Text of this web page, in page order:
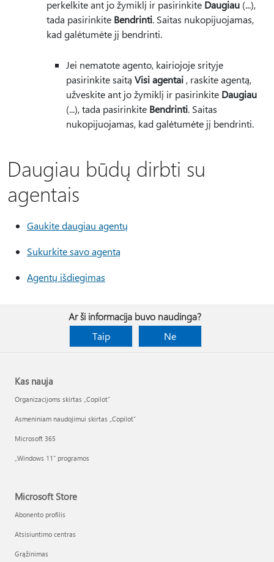
perkelkite ant jo žymiklį ir pasirinkite Daugiau (...),
tada pasirinkite Bendrinti. Saitas nukopijuojamas,
kad galėtumėte jį bendrinti.
Jei nematote agento, kairiojoje srityje
pasirinkite saitą Visi agentai , raskite agentą,
užveskite ant jo žymiklį ir pasirinkite Daugiau
(...), tada pasirinkite Bendrinti. Saitas
nukopijuojamas, kad galėtumėte jį bendrinti.
Daugiau būdų dirbti su
agentais
Gaukite daugiau agentų
Sukurkite savo agentą
Agentų išdiegimas
Ar ši informacija buvo naudinga?
Taip
Ne
Kas nauja
Organizacijoms skirtas „Copilot“
Asmeniniam naudojimui skirtas „Copilot“
Microsoft 365
„Windows 11“ programos
Microsoft Store
Abonento profilis
Atsisiuntimo centras
Grąžinimas